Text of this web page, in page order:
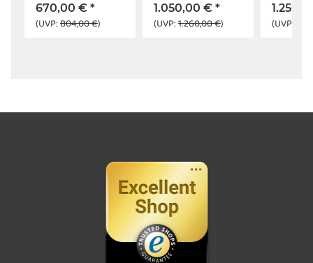
670,00 € *
(UVP:804,00 €)
1.050,00 € *
(UVP:1.260,00 €) (UVP: